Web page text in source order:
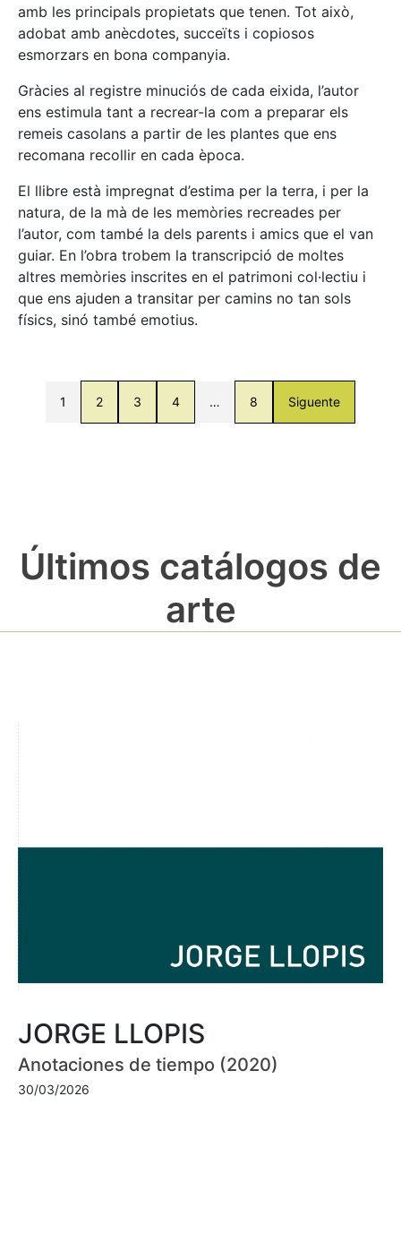
amb les principals propietats que tenen. Tot això,
adobat amb anècdotes, succeïts i copiosos
esmorzars en bona companyia.
Gràcies al registre minuciós de cada eixida, l’autor
ens estimula tant a recrear-la com a preparar els
remeis casolans a partir de les plantes que ens
recomana recollir en cada època.
El llibre està impregnat d’estima per la terra, i per la
natura, de la mà de les memòries recreades per
l’autor, com també la dels parents i amics que el van
guiar. En l’obra trobem la transcripció de moltes
altres memòries inscrites en el patrimoni col·lectiu i
que ens ajuden a transitar per camins no tan sols
físics, sinó també emotius.
1 2 3 4 … 8 Siguente
Últimos catálogos de
arte
JORGE LLOPIS
Anotaciones de tiempo (2020)
30/03/2026